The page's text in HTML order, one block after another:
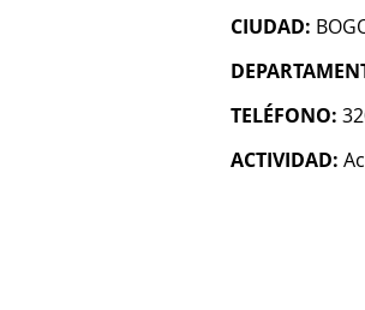
CIUDAD:
TELÉFONO:
ACTIVIDAD: